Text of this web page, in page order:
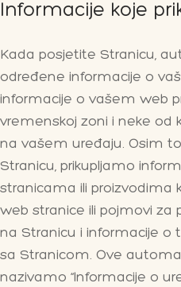
Informacije koje
Kada posjetite Stranicu,
određene informacije o
informacije o vašem web
vremenskoj zoni i neke od
na vašem uređaju. Osim
Stranicu, prikupljamo
stranicama ili proizvodima
web stranice ili pojmovi za
na Stranicu i informacije o
sa Stranicom. Ove
nazivamo “Informacije o